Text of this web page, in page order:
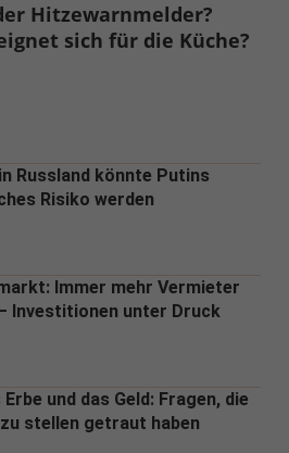
Hitzewarnmelder?
sich für die Küche?
Russland könnte Putins
Risiko werden
Immer mehr Vermieter
Investitionen unter Druck
und das Geld: Fragen, die
stellen getraut haben